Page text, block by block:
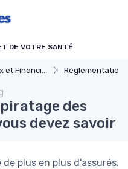
DE VOTRE SANTÉ
Financiers Réglementations en
des
devez savoir
plus en plus d'assurés.